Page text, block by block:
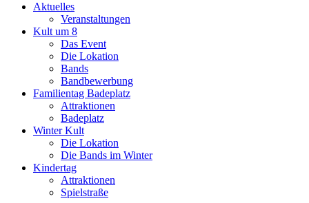
Aktuelles
Veranstaltungen
Kult um 8
Das Event
Die Lokation
Bands
Bandbewerbung
Familientag Badeplatz
Attraktionen
Badeplatz
Winter Kult
Die Lokation
Die Bands im Winter
Kindertag
Attraktionen
Spielstraße